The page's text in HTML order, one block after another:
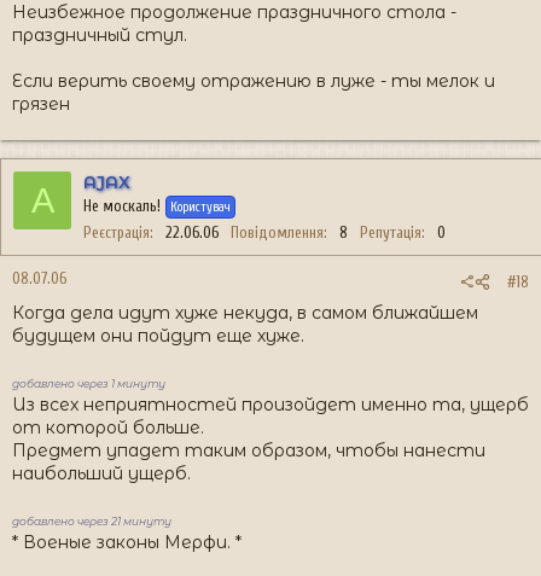
Неизбежное продолжение праздничного стола -
праздничный стул.
Если верить своему отражению в луже - ты мелок и
грязен
A AJAX
Не москаль! Користувач
Реєстрація 22.06.06 Повідомлення 8 Репутація 0
08.07.06 #18
Когда дела идут хуже некуда, в самом ближайшем
будущем они пойдут еще хуже.
добавлено через 1 минуту
Из всех неприятностей произойдет именно та, ущерб
от которой больше.
Предмет упадет таким образом, чтобы нанести
наибольший ущерб.
добавлено через 21 минуту
* Военые законы Мерфи. *